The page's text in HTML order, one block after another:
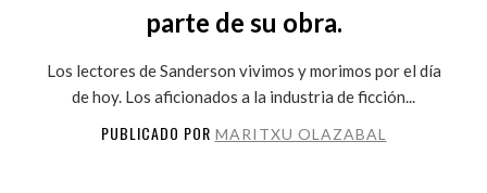
parte de su obra.
Los lectores de Sanderson vivimos y morimos por el día
de hoy. Los aficionados a la industria de ficción...
PUBLICADO POR MARITXU OLAZABAL